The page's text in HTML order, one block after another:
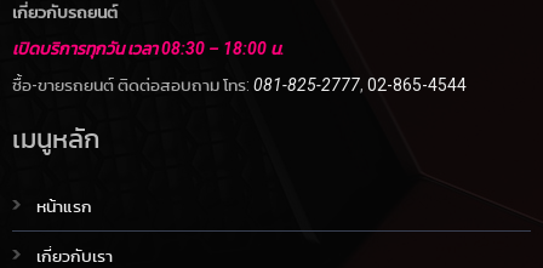
เกี่ยวกับรถยนต์
เปิดบริการทุกวัน เวลา 08:30 – 18:00 น.
ซื้อ-ขายรถยนต์ ติดต่อสอบถาม โทร: 081-825-2777, 02-865-4544
เมนูหลัก
หน้าแรก
เกี่ยวกับเรา